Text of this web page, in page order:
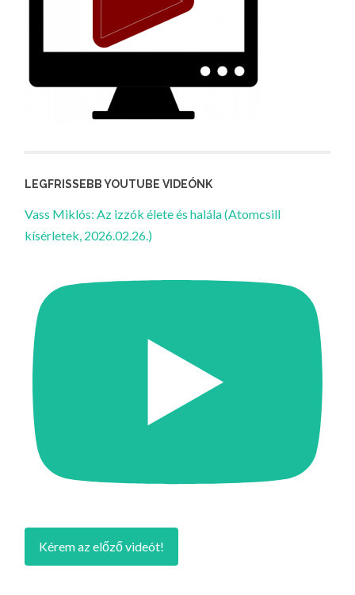
LEGFRISSEBB YOUTUBE VIDEÓNK
Vass Miklós: Az izzók élete és halála (Atomcsill
kísérletek, 2026.02.26.)
Kérem az előző videót!